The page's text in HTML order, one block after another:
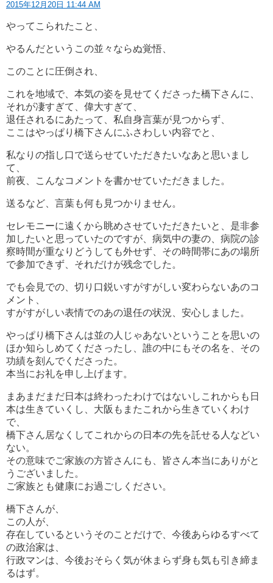
2015年12月20日 11:44 AM
やってこられたこと、
やるんだというこの並々ならぬ覚悟、
このことに圧倒され、
これを地域で、本気の姿を見せてくださった橋下さんに、
それが凄すぎて、偉大すぎて、
退任されるにあたって、私自身言葉が見つからず、
ここはやっぱり橋下さんにふさわしい内容でと、
私なりの指し口で送らせていただきたいなあと思いまし
て、
前夜、こんなコメントを書かせていただきました。
送るなど、言葉も何も見つかりません。
セレモニーに遠くから眺めさせていただきたいと、是非参
加したいと思っていたのですが、病気中の妻の、病院の診
察時間が重なりどうしても外せず、その時間帯にあの場所
で参加できず、それだけが残念でした。
でも会見での、切り口鋭いすがすがしい変わらないあのコ
メント、
すがすがしい表情でのあの退任の状況、安心しました。
やっぱり橋下さんは並の人じゃあないということを思いの
ほか知らしめてくださったし、誰の中にもその名を、その
功績を刻んでくださった。
本当にお礼を申し上げます。
まあまだまだ日本は終わったわけではないしこれからも日
本は生きていくし、大阪もまたこれから生きていくわけ
で、
橋下さん居なくしてこれからの日本の先を託せる人などい
ない。
その意味でご家族の方皆さんにも、皆さん本当にありがと
うございました。
ご家族とも健康にお過ごしください。
橋下さんが、
この人が、
存在しているというそのことだけで、今後あらゆるすべて
の政治家は、
行政マンは、今後おそらく気が休まらず身も気も引き締ま
るはず。